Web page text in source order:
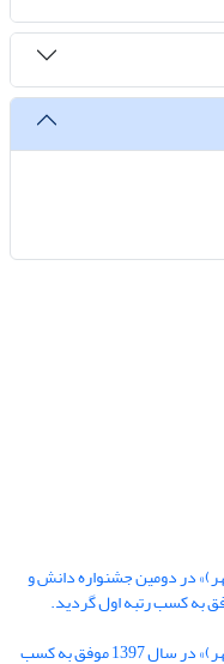
در دومین جشنواره دانش و
نشریه علمی - پژوهشی « اطلاعات جغرافیایی(سپهر)» در سال 1397 موفق به کسب